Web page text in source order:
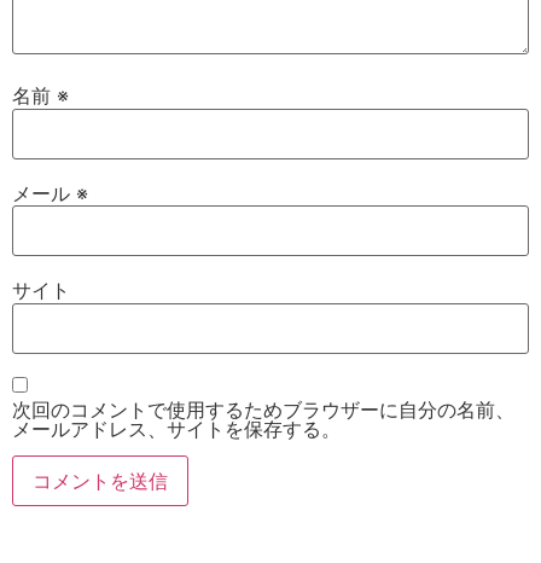
名前 ※
メール ※
サイト
次回のコメントで使用するためブラウザーに自分の名前、
メールアドレス、サイトを保存する。